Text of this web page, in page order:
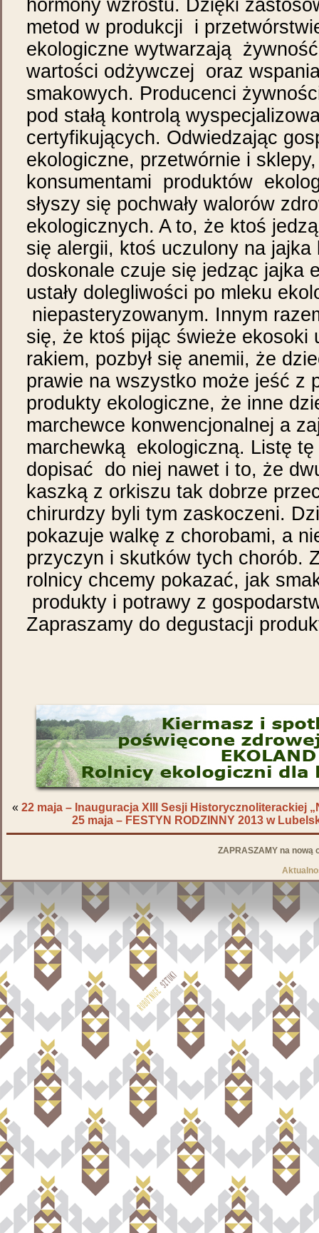
hormony wzrostu. Dzięki
metod w produkcji i
ekologiczne wytwarzają
wartości odżywczej oraz
smakowych. Producenci
pod stałą kontrolą
certyfikujących. Odwiedzając
ekologiczne, przetwórnie i
konsumentami produktów
słyszy się pochwały walorów
ekologicznych. A to, że ktoś
się alergii, ktoś uczulony na
doskonale czuje się jedząc jajka
ustały dolegliwości po mleku
niepasteryzowanym. Innym
się, że ktoś pijąc świeże ekosoki
rakiem, pozbył się anemii, że
prawie na wszystko może jeść z
produkty ekologiczne, że inne
marchewce konwencjonalnej a
marchewką ekologiczną. Listę tę
dopisać do niej nawet i to, że
kaszką z orkiszu tak dobrze
chirurdzy byli tym zaskoczeni.
pokazuje walkę z chorobami, a
przyczyn i skutków tych chorób.
rolnicy chcemy pokazać, jak
produkty i potrawy z
Zapraszamy do degustacji
« 22 maja – Inauguracja XIII Sesji Historycznoliterackiej
25 maja – FESTYN RODZINNY 2013 w
ZAPRASZAMY na